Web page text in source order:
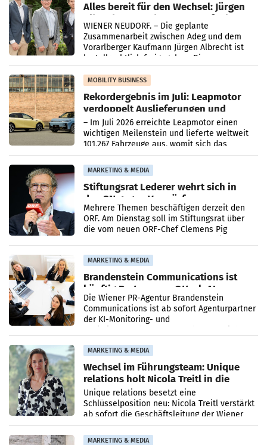
Alles bereit für den Wechsel: Jürgen
Albrecht setzt ab 1.1.2027 auf Adeg
WIENER NEUDORF. – Die geplante
Zusammenarbeit zwischen Adeg und dem
Vorarlberger Kaufmann Jürgen Albrecht ist
kartellrechtlich freigegeben: Die
Bundeswettbewerbsbehörde und der
Bundeskartellanwalt
MOBILITY BUSINESS
Rekordergebnis im Juli: Leapmotor
verdoppelt Auslieferungen und
überschreitet die 100.000er-Marke
– Im Juli 2026 erreichte Leapmotor einen
wichtigen Meilenstein und lieferte weltweit
101.267 Fahrzeuge aus, womit sich das
Ergebnis gegenüber Juli 2025 mehr als
verdoppelte (+102
MARKETING & MEDIA
Stiftungsrat Lederer wehrt sich in
den SN gegen Vorwürfe
Mehrere Themen beschäftigen derzeit den
ORF. Am Dienstag soll im Stiftungsrat über
die vom neuen ORF-Chef Clemens Pig
MARKETING & MEDIA
Brandenstein Communications ist
künftig Partner von OtterlyAI
Die Wiener PR-Agentur Brandenstein
Communications ist ab sofort Agenturpartner
der KI-Monitoring- und
MARKETING & MEDIA
Wechsel im Führungsteam: Unique
relations holt Nicola Treitl in die
Geschäftsleitung
Unique relations besetzt eine
Schlüsselposition neu: Nicola Treitl verstärkt
ab sofort die Geschäftsleitung der Wiener
PR-Agentur an der Seite von Josef Kalina und
Anna Kalina-Mahr.
MARKETING & MEDIA